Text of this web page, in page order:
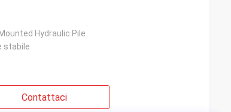
Hydraulic Pile
stabile
Contattaci